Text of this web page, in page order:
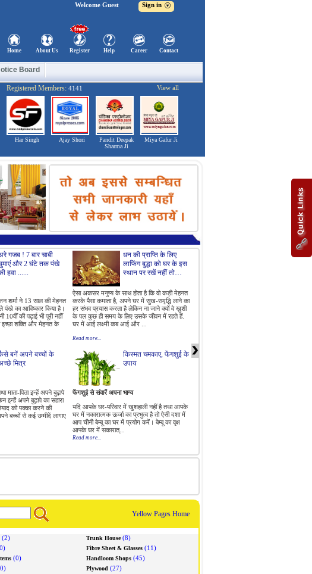
Welcome Guest Sign in
Home About Us Register Help Career Contact
Board
Registered Members: 4141 View all
Har Singh Ajay Shori
Pandit Deepak
Sharma Ji
Miya Gafur Ji
गजब ! 7 बार चाबी
और 2 घंटे तक पंखे
हवा ......
शर्मा ने 13 साल की मेहनत
पंखे का आविष्कार किया है।
की पढ़ाई भी पूरी नहीं
इच्छा शक्ति और मेहनत के
बनें अपने बच्चों के
मित्र
माता-पिता इन्हें अपने बुढ़ापे
इन्हें अपने बुढ़ापे का सहारा
को पक्का करने की
बच्चों से कई उम्मीदें लागाए
धन की प्राप्ति के लिए
लाफिंग बुद्धा को घर के इस
स्थान पर रखें नहीं तो…
ऐसा अकसर मनुष्य के साथ होता है कि वो कड़ी मेहनत
करके पैसा कमाता है, अपने घर में सुख-समृद्धि लाने का
हर संभव प्रयास करता है लेकिन ना जाने क्यों वे खुशी
के पल कुछ ही समय के लिए उसके जीवन में रहते हैं.
घर में आई लक्ष्मी कब आई और ...
Read more...
किस्मत चमकाए, फेंगशुई के
उपाय
फेंगशुई से संवारें अपना भाग्य
यदि आपके घर-परिवार में खुशहाली नहीं है तथा आपके
घर में नकारात्मक ऊर्जा का प्रभुत्व है तो ऐसी दशा में
आप चीनी बेम्बू का घर में प्रयोग करें। बेम्बू का वृक्ष
आपके घर में सकारात्...
Read more...
आपके लिविंग रूम के लिए
Yellow Pages Home
(2)
(0)
Trunk House(8)
Fibre Sheet & Glasses(11)
Handloom Shops(45)
Plywood (27)